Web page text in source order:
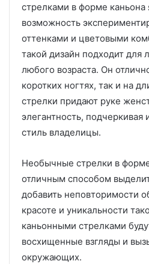
стрелками в форме каньона
возможность
оттенками и цветовыми
такой дизайн подходит для
любого возраста. Он
коротких ногтях, так и на
стрелки придают руке
элегантность, подчеркивая
стиль владелицы.
Необычные стрелки в
отличным способом
добавить неповторимости
красоте и уникальности
каньонными стрелками
восхищенные взгляды и
окружающих.